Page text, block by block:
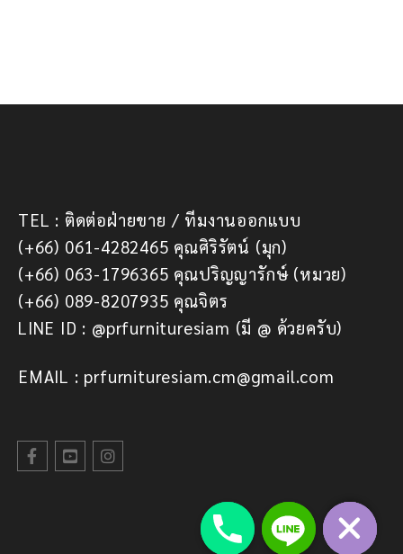
TEL : ติดต่อฝ่ายขาย / ทีมงานออกแบบ
(+66) 061-4282465 คุณศิริรัตน์ (มุก)
(+66) 063-1796365 คุณปริญญารักษ์ (หมวย)
(+66) 089-8207935 คุณจิตร
LINE ID : @prfurnituresiam (มี @ ด้วยครับ)
EMAIL : prfurnituresiam.cm@gmail.com